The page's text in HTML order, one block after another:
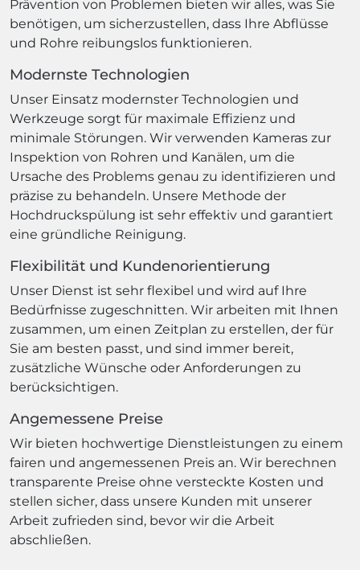
Prävention von Problemen bieten wir alles, was Sie
benötigen, um sicherzustellen, dass Ihre Abflüsse
und Rohre reibungslos funktionieren.
Modernste Technologien
Unser Einsatz modernster Technologien und
Werkzeuge sorgt für maximale Effizienz und
minimale Störungen. Wir verwenden Kameras zur
Inspektion von Rohren und Kanälen, um die
Ursache des Problems genau zu identifizieren und
präzise zu behandeln. Unsere Methode der
Hochdruckspülung ist sehr effektiv und garantiert
eine gründliche Reinigung.
Flexibilität und Kundenorientierung
Unser Dienst ist sehr flexibel und wird auf Ihre
Bedürfnisse zugeschnitten. Wir arbeiten mit Ihnen
zusammen, um einen Zeitplan zu erstellen, der für
Sie am besten passt, und sind immer bereit,
zusätzliche Wünsche oder Anforderungen zu
berücksichtigen.
Angemessene Preise
Wir bieten hochwertige Dienstleistungen zu einem
fairen und angemessenen Preis an. Wir berechnen
transparente Preise ohne versteckte Kosten und
stellen sicher, dass unsere Kunden mit unserer
Arbeit zufrieden sind, bevor wir die Arbeit
abschließen.